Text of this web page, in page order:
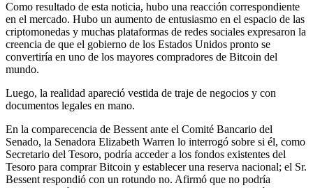
Como resultado de esta noticia, hubo una reacción correspondiente
en el mercado. Hubo un aumento de entusiasmo en el espacio de las
criptomonedas y muchas plataformas de redes sociales expresaron la
creencia de que el gobierno de los Estados Unidos pronto se
convertiría en uno de los mayores compradores de Bitcoin del
mundo.
Luego, la realidad apareció vestida de traje de negocios y con
documentos legales en mano.
En la comparecencia de Bessent ante el Comité Bancario del
Senado, la Senadora Elizabeth Warren lo interrogó sobre si él, como
Secretario del Tesoro, podría acceder a los fondos existentes del
Tesoro para comprar Bitcoin y establecer una reserva nacional; el Sr.
Bessent respondió con un rotundo no. Afirmó que no podría